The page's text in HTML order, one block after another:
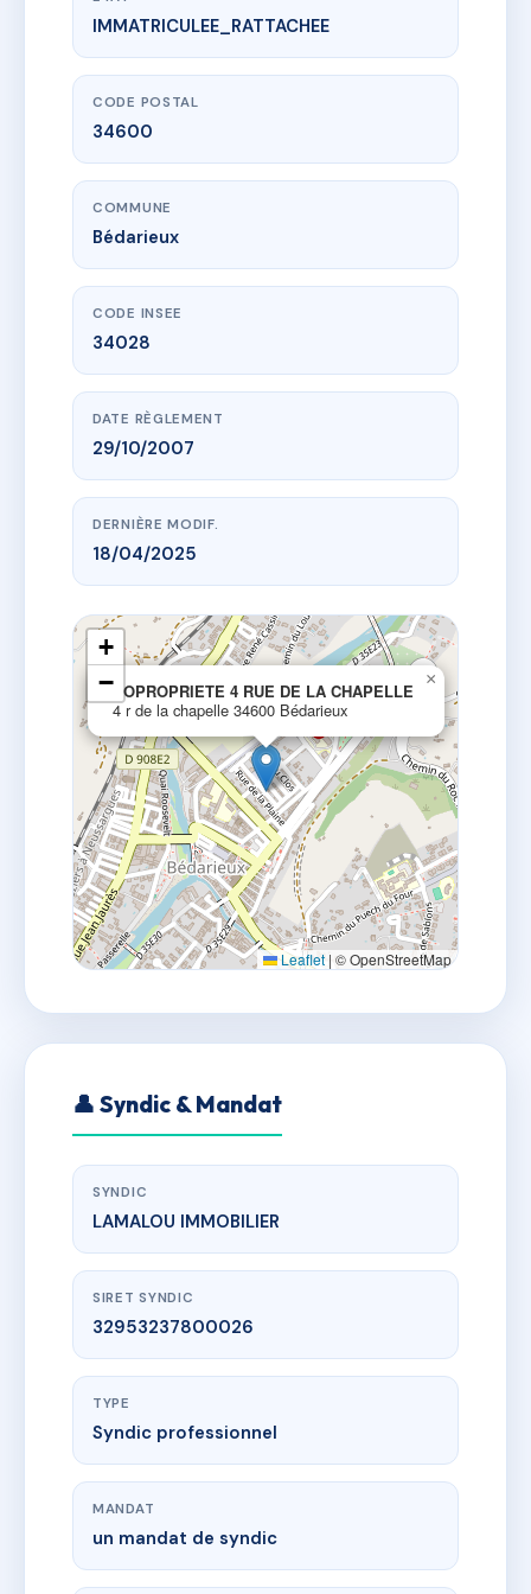
www.vme.plus/AC5475397
COPROPRIETE 4 RUE DE LA CHAPELLE
4 r de la chapelle
IMMATRICULEE_RATTACHEE
CODE POSTAL
34600
COMMUNE
Bédarieux
CODE INSEE
34028
DATE RÈGLEMENT
29/10/2007
DERNIÈRE MODIF.
18/04/2025
COPROPRIETE 4 RUE DE LA CHAPELLE
4 r de la chapelle 34600 Bédarieux
×
+
−
Leaflet | © OpenStreetMap
👤 Syndic & Mandat
SYNDIC
LAMALOU IMMOBILIER
SIRET SYNDIC
32953237800026
TYPE
Syndic professionnel
MANDAT
un mandat de syndic